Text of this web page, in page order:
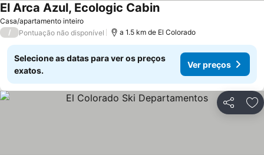
Casa/apartamento inteiro
El Arca Azul, Ecologic CabinVer preços
/ Pontuação não disponível a 1.5 km de El Colorado
Selecione as datas para ver os preços
exatos.
Ver preços
Partilhar